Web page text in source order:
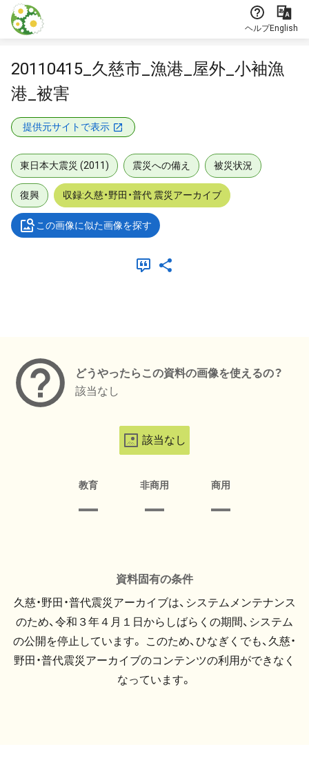
本文に飛ぶ
ヘルプEnglish
20110415_久慈市_漁港_屋外_小袖漁
港_被害
提供元サイトで表示
東日本大震災 (2011) 震災への備え 被災状況
復興 収録:久慈・野田・普代 震災アーカイブ
この画像に似た画像を探す
どうやったらこの資料の画像を使えるの？
該当なし
該当なし
教育 非商用 商用
資料固有の条件
久慈・野田・普代震災アーカイブは、システムメンテナンス
のため、令和３年４月１日からしばらくの期間、システム
の公開を停止しています。 このため、ひなぎくでも、久慈・
野田・普代震災アーカイブのコンテンツの利用ができなく
なっています。